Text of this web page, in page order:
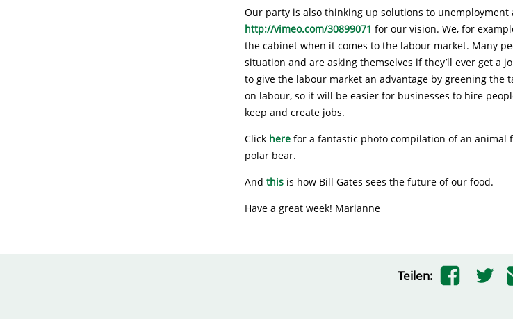
Our party is also thinking up solutions to unemployment
http://vimeo.com/30899071 for our vision. We, for
the cabinet when it comes to the labour market. Many
situation and are asking themselves if they’ll ever get a
to give the labour market an advantage by greening the
on labour, so it will be easier for businesses to hire
keep and create jobs.
Click here for a fantastic photo compilation of an
polar bear.
And this is how Bill Gates sees the future of our food.
Have a great week! Marianne
Teilen: